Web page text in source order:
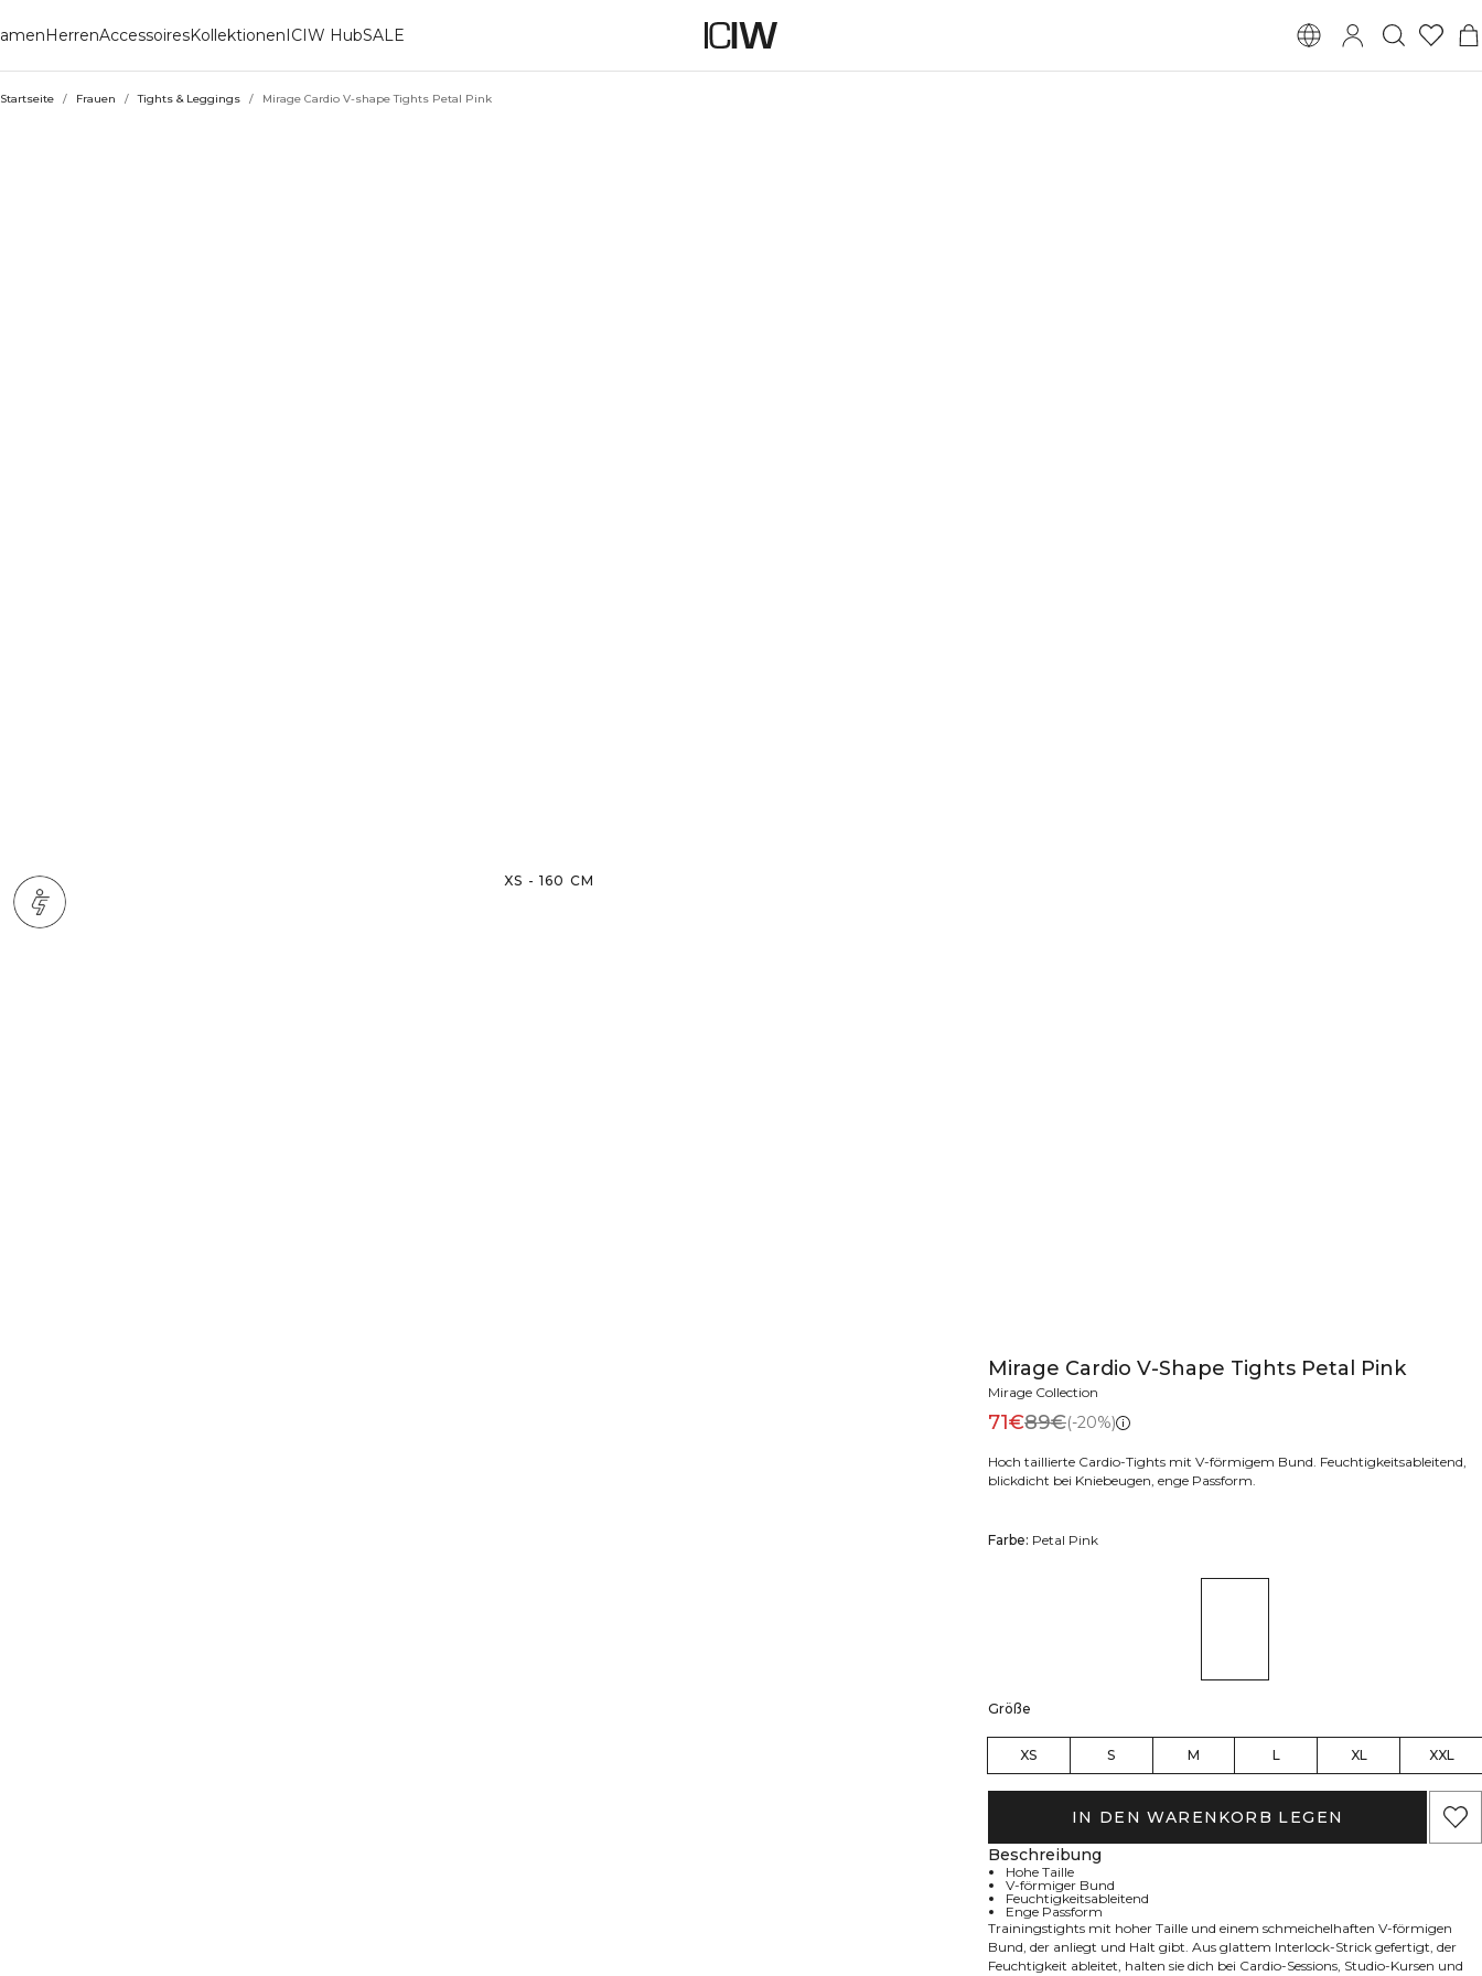
HerrenAccessoiresKollektionenICIW HubSALE
Startseite / Frauen / Tights & Leggings / Mirage Cardio V-shape Tights Petal Pink
XS - 160 CM
Mirage Cardio V-Shape Tights Petal Pink
Mirage Collection
71€89€(-20%)
Hoch taillierte Cardio-Tights mit V-förmigem Bund. Feuchtigkeitsableitend,
blickdicht bei Kniebeugen, enge Passform.
Farbe: Petal Pink
Größe
XS S M L XL XXL
IN DEN WARENKORB LEGEN
Beschreibung
Hohe Taille
V-förmiger Bund
Feuchtigkeitsableitend
Enge Passform
Trainingstights mit hoher Taille und einem schmeichelhaften V-förmigen
Bund, der anliegt und Halt gibt. Aus glattem Interlock-Strick gefertigt, der
Feuchtigkeit ableitet, halten sie dich bei Cardio-Sessions, Studio-Kursen und